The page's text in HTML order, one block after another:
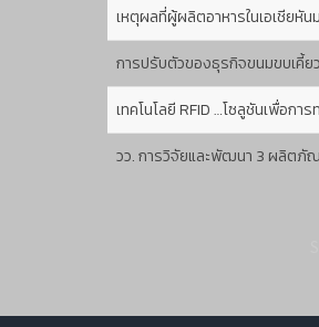
เหตุผลที่ผู้ผลิตอาหารในเอเชียหัน
การปรับตัวของธุรกิจขนมขบเคี้ย
เทคโนโลยี RFID …โซลูชันเพื่อกา
วว. การวิจัยและพัฒนา 3 ผลิตภัณ